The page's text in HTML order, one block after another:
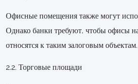
Офисные помещения также могут
Однако банки требуют, чтобы офисы
относятся к таким залоговым объектам.
2.2. Торговые площади